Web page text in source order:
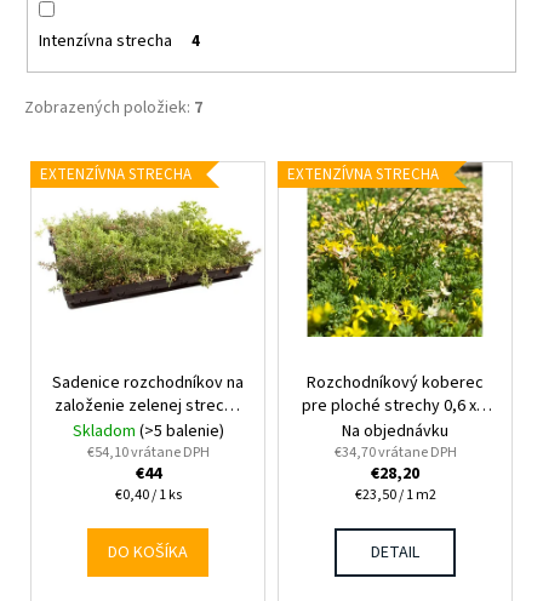
Intenzívna strecha 4
Zobrazených položiek: 7
V
p
EXTENZÍVNA STRECHA
Sadenice rozchodníkov na
založenie zelenej strechy
110 ks
Skladom (>5 balenie)
€54,10 vrátane DPH
€44
Jednotková
€0,40 / 1 ks
DO KOŠÍKA
EXTENZÍVNA STRECHA
Rozchodníkový koberec
pre ploché strechy 0,6 x 2
m
Na objednávku
€34,70 vrátane DPH
€28,20
Jednotková
€23,50 / 1 m2
DETAIL